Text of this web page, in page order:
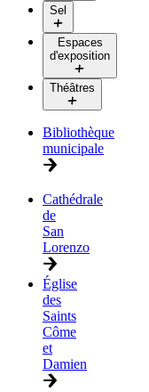
Sel
Espaces
d'exposition
Théâtres
Bibliothèque
municipale
Cathédrale
de
San
Lorenzo
Église
des
Saints
Côme
et
Damien